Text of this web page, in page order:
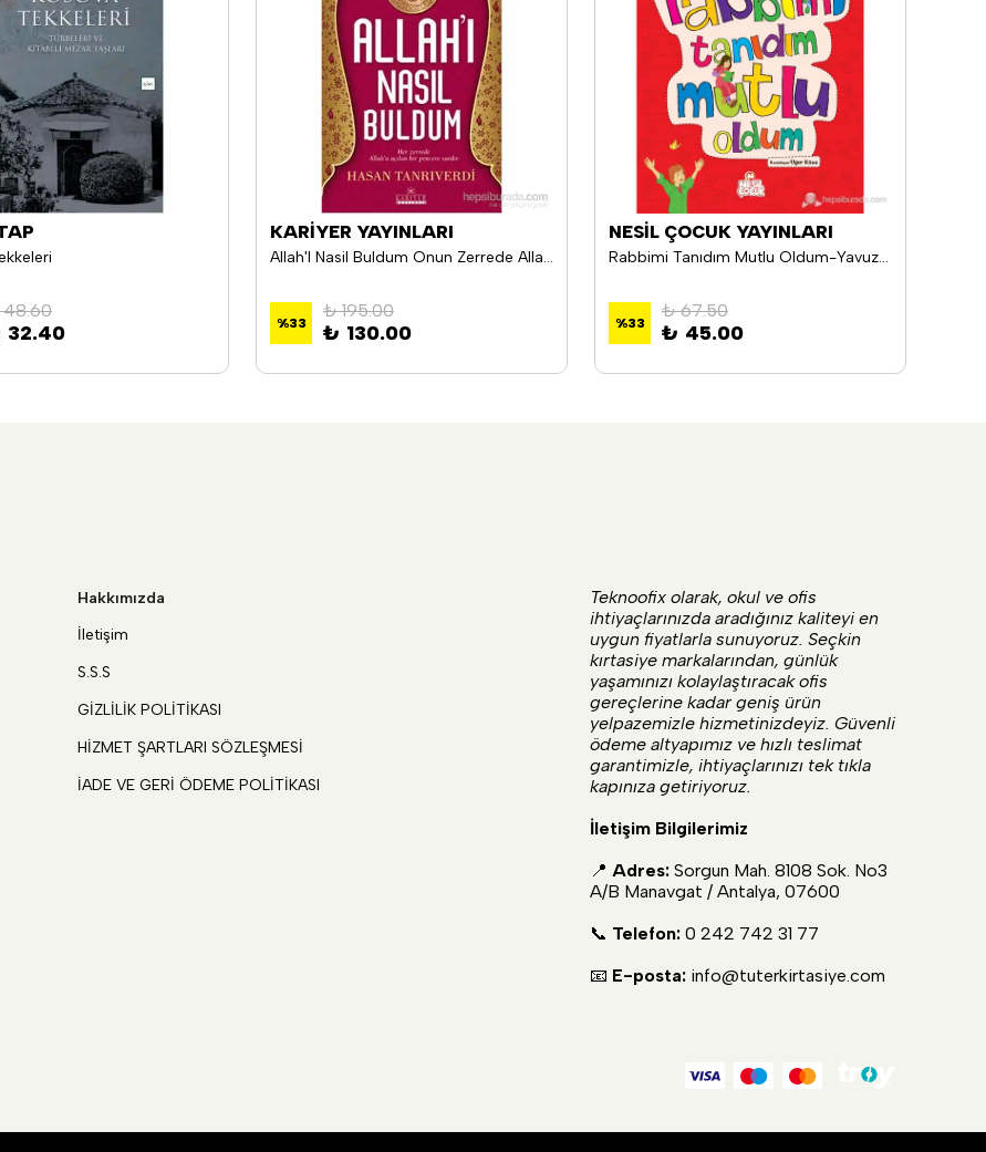
32.40
KARİYER YAYINLARI
Allah'I Nasil Buldum Onun Zerrede Allah'A Acilan Bir Pencere Vardır-Hasan Tanrıverdi
%33
₺ 195.00
₺ 130.00
NESİL ÇOCUK YAYINLARI
Rabbimi Tanıdım Mutlu Oldum-Yavuz Bahadıroğlu
%33
₺ 67.50
₺ 45.00
Hakkımızda
İletişim
S.S.S
GİZLİLİK POLİTİKASI
HİZMET ŞARTLARI SÖZLEŞMESİ
İADE VE GERİ ÖDEME POLİTİKASI
Teknoofix olarak, okul ve ofis
ihtiyaçlarınızda aradığınız kaliteyi en
uygun fiyatlarla sunuyoruz. Seçkin
kırtasiye markalarından, günlük
yaşamınızı kolaylaştıracak ofis
gereçlerine kadar geniş ürün
yelpazemizle hizmetinizdeyiz. Güvenli
ödeme altyapımız ve hızlı teslimat
garantimizle, ihtiyaçlarınızı tek tıkla
kapınıza getiriyoruz.
İletişim Bilgilerimiz
📍 Adres: Sorgun Mah. 8108 Sok. No3
A/B Manavgat / Antalya, 07600
📞 Telefon: 0 242 742 31 77
📧 E-posta: info@tuterkirtasiye.com